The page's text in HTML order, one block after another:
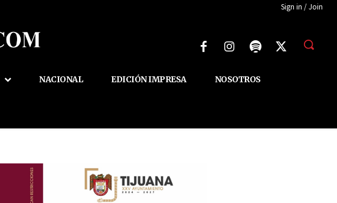
Sign in / Join
NACIONAL EDICIÓN IMPRESA NOSOTROS